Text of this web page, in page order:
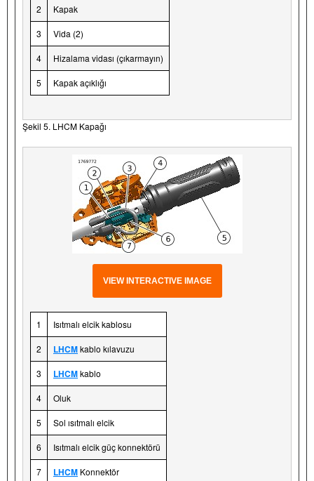
2 Kapak
3 Vida (2)
4 Hizalama vidası (çıkarmayın)
5 Kapak açıklığı
Şekil 5. LHCM Kapağı
VIEW INTERACTIVE IMAGE
1 Isıtmalı elcik kablosu
2 LHCMkablo kılavuzu
3 LHCMkablo
4 Oluk
5 Sol ısıtmalı elcik
6 Isıtmalı elcik güç konnektörü
7 LHCM Konnektör